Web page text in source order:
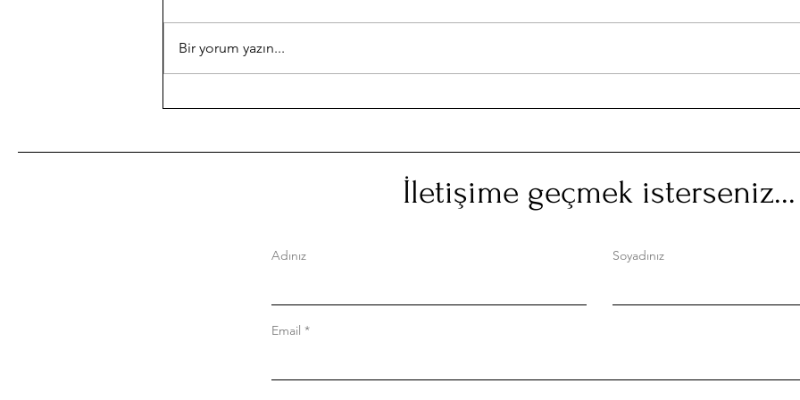
Hiç kutlanmamış doğum
Bir yorum yazın...
İletişime geçmek isterseniz...
Adınız Soyadınız
Email